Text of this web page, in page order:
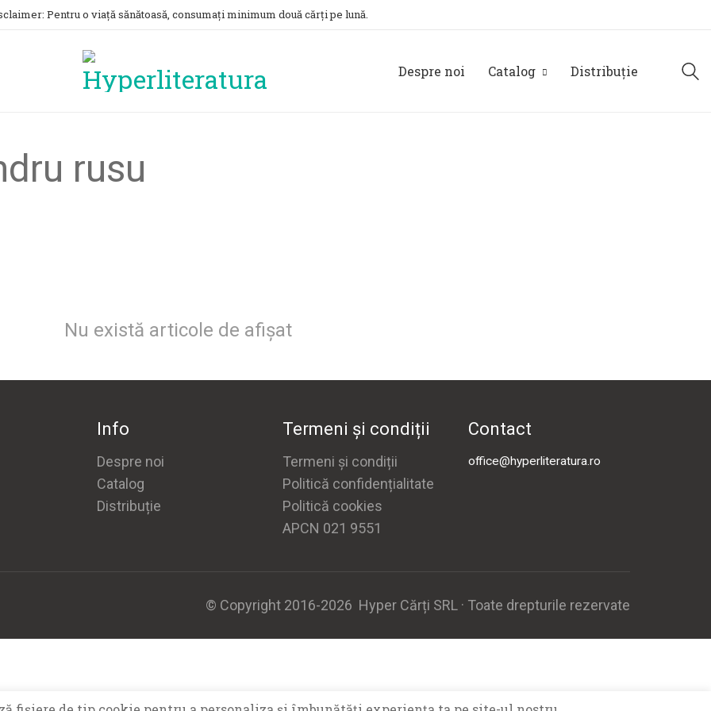
Pentru o viață sănătoasă, consumați minimum două cărți pe lună.
Despre noi Catalog Distribuție
rusu
Nu există articole de afișat
Info
Despre noi
Catalog
Distribuție
Termeni și condiții
Termeni și condiții
Politică confidențialitate
Politică cookies
APCN 021 9551
Contact
office@hyperliteratura.ro
© Copyright 2016-2026 Hyper Cărți SRL · Toate drepturile rezervate